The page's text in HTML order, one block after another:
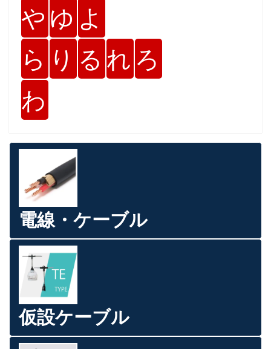
や ゆ よ
ら り る れ ろ
わ
電線・ケーブル
仮設ケーブル